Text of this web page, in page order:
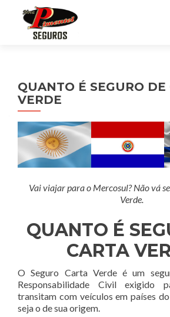
QUANTO É SEGURO DE
VERDE
Vai viajar para o Mercosul? Não vá
Verde.
QUANTO É
CARTA
O Seguro Carta Verde é um
Responsabilidade Civil exigido
transitam com veículos em países
seja o de sua origem.